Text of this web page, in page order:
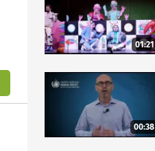
01:21
00:38